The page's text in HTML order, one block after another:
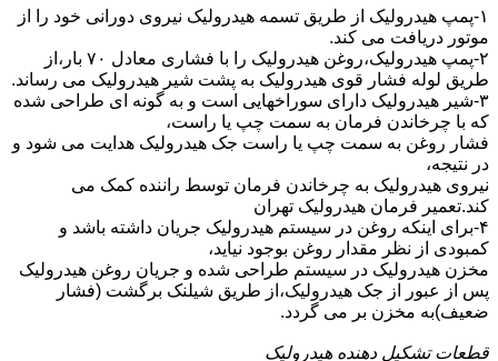
۱-پمپ هیدرولیک از طریق تسمه هیدرولیک نیروی دورانی خود را از
موتور دریافت می کند.
۲-پمپ هیدرولیک،روغن هیدرولیک را با فشاری معادل ۷۰ بار،از
طریق لوله فشار قوی هیدرولیک به پشت شیر هیدرولیک می رساند.
۳-شیر هیدرولیک دارای سوراخهایی است و به گونه ای طراحی شده
که با چرخاندن فرمان به سمت چپ یا راست،
فشار روغن به سمت چپ یا راست جک هیدرولیک هدایت می شود و
در نتیجه،
نیروی هیدرولیک به چرخاندن فرمان توسط راننده کمک می
کند.تعمیر فرمان هیدرولیک تهران
۴-برای اینکه روغن در سیستم هیدرولیک جریان داشته باشد و
کمبودی از نظر مقدار روغن بوجود نیاید،
مخزن هیدرولیک در سیستم طراحی شده و جریان روغن هیدرولیک
پس از عبور از جک هیدرولیک،از طریق شیلنک برگشت (فشار
ضعیف)به مخزن بر می گردد.
قطعات تشکیل دهنده هیدرولیک